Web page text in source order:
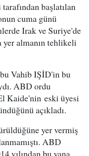
başlatılan
cuma günü
Irak ve Suriye'de
almanın tehlikeli
Vahib IŞİD'in bu
ABD ordu
Kaide'nin eski üyesi
açıkladı.
yer vermiş
ABD
yılından bu yana